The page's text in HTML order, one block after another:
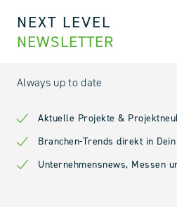
NEXT LEVEL
NEWSLETTER
Always up to date
Aktuelle Projekte &
Branchen-Trends direkt in
Unternehmensnews, Messen